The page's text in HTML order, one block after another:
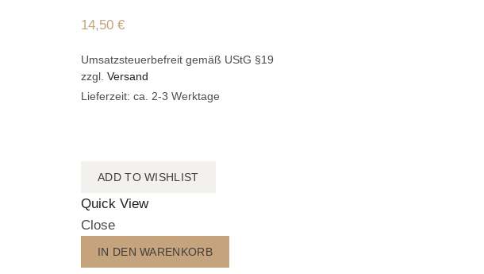
14,50 €
Umsatzsteuerbefreit gemäß UStG §19
zzgl. Versand
Lieferzeit: ca. 2-3 Werktage
ADD TO WISHLIST
Quick View
Close
IN DEN WARENKORB